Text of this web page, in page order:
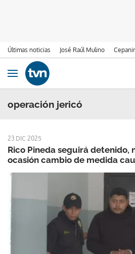
Últimas noticias José Raúl Mulino
Ir al contenido
Obrir navegació
operación jericó
23 DIC 2025
Rico Pineda seguirá detenido,
ocasión cambio de medida